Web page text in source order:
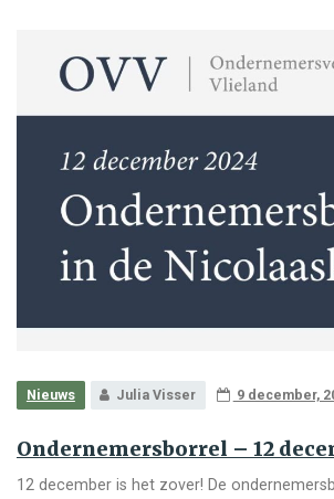
Nieuws Julia Visser 9 december,
Ondernemersborrel – 12
12 december is het zover! De